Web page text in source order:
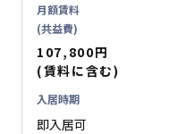
月額賃料
(共益費)
107,800円
(賃料に含む)
入居時期
即入居可